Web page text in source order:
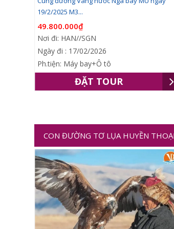
19/2/2025 M3...
49.800.000₫
Nơi đi: HAN//SGN
Ngày đi : 17/02/2026
Ph.tiện: Máy bay+Ô tô
ĐẶT TOUR
CON ĐƯỜNG TƠ LỤA HUYỀN